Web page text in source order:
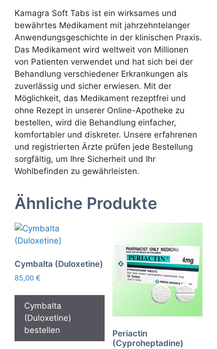
Kamagra Soft Tabs ist ein wirksames und
bewährtes Medikament mit jahrzehntelanger
Anwendungsgeschichte in der klinischen Praxis.
Das Medikament wird weltweit von Millionen
von Patienten verwendet und hat sich bei der
Behandlung verschiedener Erkrankungen als
zuverlässig und sicher erwiesen. Mit der
Möglichkeit, das Medikament rezeptfrei und
ohne Rezept in unserer Online-Apotheke zu
bestellen, wird die Behandlung einfacher,
komfortabler und diskreter. Unsere erfahrenen
und registrierten Ärzte prüfen jede Bestellung
sorgfältig, um Ihre Sicherheit und Ihr
Wohlbefinden zu gewährleisten.
Ähnliche Produkte
Cymbalta (Duloxetine)
85,00 €
Cymbalta
(Duloxetine)
bestellen
Periactin
(Cyproheptadine)